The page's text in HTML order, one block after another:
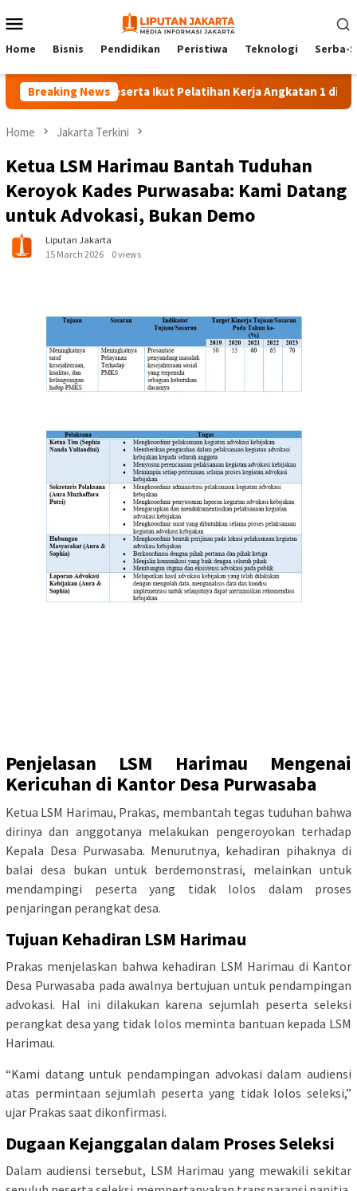
to
Menu
Home Bisnis Pendidikan Peristiwa Teknologi Serba-
Breaking News
140 Peserta Ikut Pelatihan Kerja Angkatan 1 di PPKD
Home Jakarta Terkini
Ketua LSM Harimau Bantah Tuduhan
Keroyok Kades Purwasaba: Kami Datang
untuk Advokasi, Bukan Demo
Liputan Jakarta
15 March 2026
0 views
Penjelasan LSM Harimau Mengenai
Kericuhan di Kantor Desa Purwasaba
Ketua LSM Harimau, Prakas, membantah tegas tuduhan bahwa
dirinya dan anggotanya melakukan pengeroyokan terhadap
Kepala Desa Purwasaba. Menurutnya, kehadiran pihaknya di
balai desa bukan untuk berdemonstrasi, melainkan untuk
mendampingi peserta yang tidak lolos dalam proses
penjaringan perangkat desa.
Tujuan Kehadiran LSM Harimau
Prakas menjelaskan bahwa kehadiran LSM Harimau di Kantor
Desa Purwasaba pada awalnya bertujuan untuk pendampingan
advokasi. Hal ini dilakukan karena sejumlah peserta seleksi
perangkat desa yang tidak lolos meminta bantuan kepada LSM
Harimau.
“Kami datang untuk pendampingan advokasi dalam audiensi
atas permintaan sejumlah peserta yang tidak lolos seleksi,”
ujar Prakas saat dikonfirmasi.
Dugaan Kejanggalan dalam Proses Seleksi
Dalam audiensi tersebut, LSM Harimau yang mewakili sekitar